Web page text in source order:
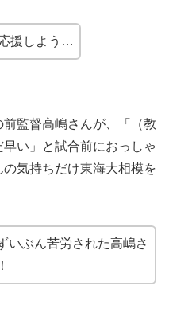
援しよう…
監督高嶋さんが、「（教
い」と試合前におっしゃ
気持ちだけ東海大相模を
いぶん苦労された高嶋さ